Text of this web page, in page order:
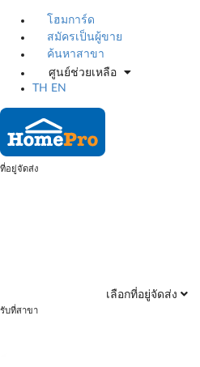
โฮมการ์ด
สมัครเป็นผู้ขาย
ค้นหาสาขา
ศูนย์ช่วยเหลือ
TH
EN
ที่อยู่จัดส่ง
เลือกที่อยู่จัดส่ง
รับที่สาขา